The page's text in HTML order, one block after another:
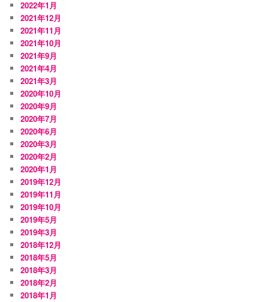
2022年1月
2021年12月
2021年11月
2021年10月
2021年9月
2021年4月
2021年3月
2020年10月
2020年9月
2020年7月
2020年6月
2020年3月
2020年2月
2020年1月
2019年12月
2019年11月
2019年10月
2019年5月
2019年3月
2018年12月
2018年5月
2018年3月
2018年2月
2018年1月